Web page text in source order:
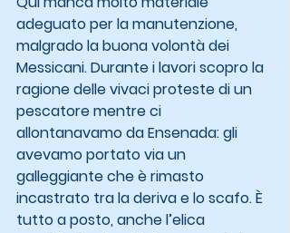
adeguato per la manutenzione,
malgrado la buona volontà dei
Messicani. Durante i lavori scopro la
ragione delle vivaci proteste di un
pescatore mentre ci
allontanavamo da Ensenada: gli
avevamo portato via un
galleggiante che è rimasto
incastrato tra la deriva e lo scafo. È
tutto a posto, anche l’elica